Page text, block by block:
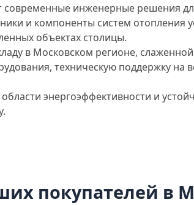
инженерные решения
и компоненты систем отопления
объектах столицы.
в Московском регионе,
техническую поддержку
области энергоэффективности и
покупателей в